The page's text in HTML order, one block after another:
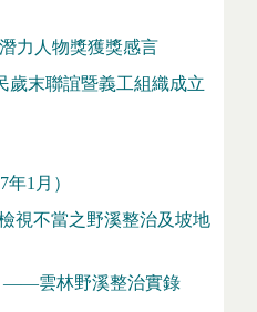
力人物獎獲獎感言
歲末聯誼暨義工組織成立
1月）
視不當之野溪整治及坡地
——雲林野溪整治實錄